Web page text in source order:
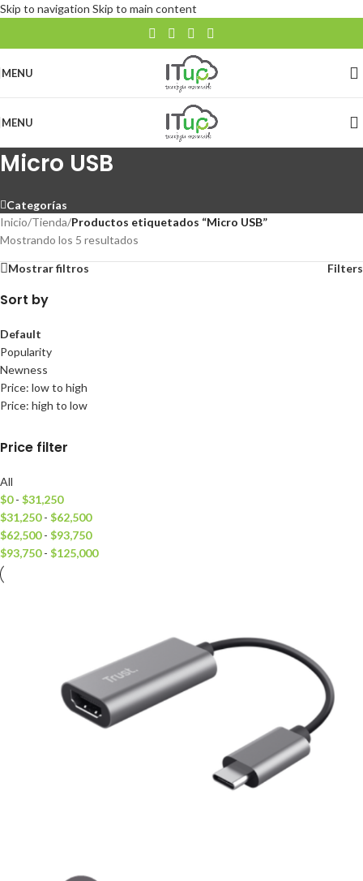
Skip to navigation Skip to main content
MENU
MENU
Micro USB
Categorías
Inicio/Tienda/Productos etiquetados “Micro USB”
Mostrando los 5 resultados
Mostrar filtros Filters
Sort by
Default
Popularity
Newness
Price: low to high
Price: high to low
Price filter
All
$0- $31,250
$31,250- $62,500
$62,500- $93,750
$93,750- $125,000